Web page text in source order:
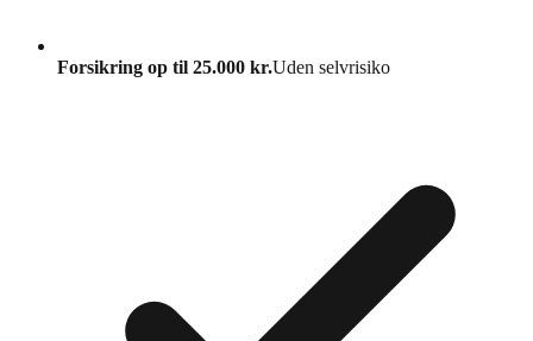
Forsikring op til 25.000 kr.Uden selvrisiko